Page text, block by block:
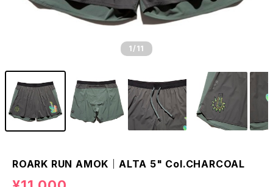
1 /11
ROARK RUN AMOK｜ALTA 5" Col.CHARCOAL